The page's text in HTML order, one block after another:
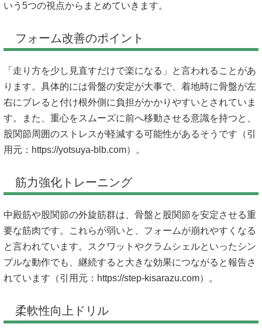
いう5つの視点からまとめていきます。
フォーム改善のポイント
「走り方を少し見直すだけで楽になる」と言われることがあ
ります。具体的には骨盤の安定が大事で、着地時に骨盤が左
右にブレると付け根外側に負担がかかりやすいとされていま
す。また、重心をスムーズに前へ移動させる意識を持つと、
股関節周囲のストレスが軽減する可能性があるそうです（引
用元： https://yotsuya-blb.com）。
筋力強化トレーニング
中殿筋や股関節の外旋筋群は、骨盤と股関節を安定させる重
要な筋肉です。これらが弱いと、フォームが崩れやすくなる
と言われています。スクワットやクラムシェルといったシン
プルな動作でも、継続すると大きな効果につながると報告さ
れています（引用元： https://step-kisarazu.com）。
柔軟性向上ドリル